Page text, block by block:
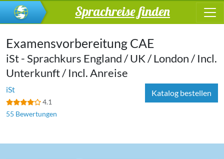
Sprachreise finden
Examensvorbereitung CAE
iSt - Sprachkurs England / UK / London / Incl.
Unterkunft / Incl. Anreise
iSt
4.1
55 Bewertungen
Katalog bestellen